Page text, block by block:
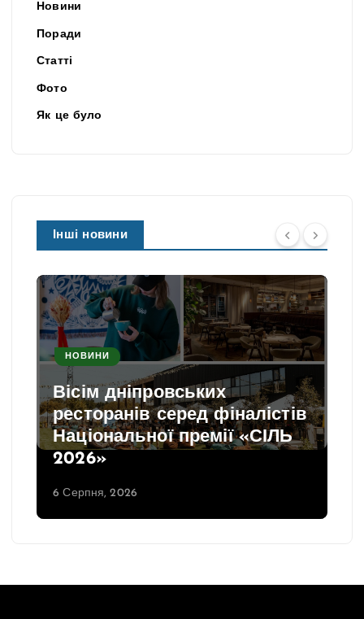
Новини
Поради
Статті
Фото
Як це було
Інші новини
НОВИНИ
Вісім дніпровських
ресторанів серед фіналістів
Національної премії «СІЛЬ
2026»
6 Серпня, 2026